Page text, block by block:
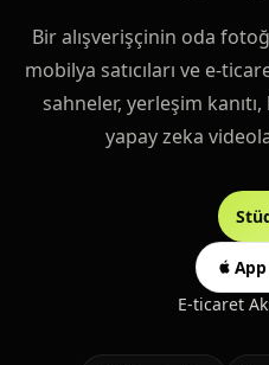
Bir alışverişçinin oda
mobilya satıcıları ve e-
sahneler, yerleşim
yapay zeka
E-ticaret